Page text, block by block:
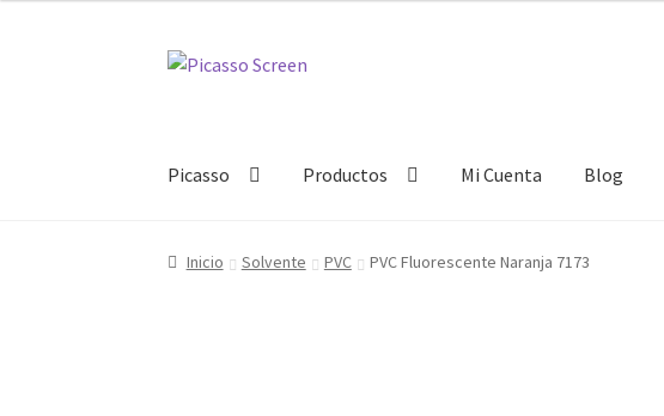
Ir
Ir
Picasso Productos Mi Cuenta Blog
Inicio Solvente PVC PVC Fluorescente Naranja 7173